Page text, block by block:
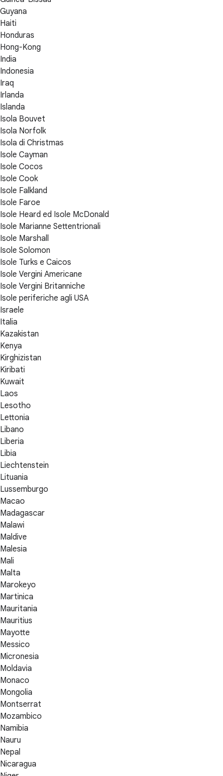
Guyana
Haiti
Honduras
Hong-Kong
India
Indonesia
Iraq
Irlanda
Islanda
Isola Bouvet
Isola Norfolk
Isola di Christmas
Isole Cayman
Isole Cocos
Isole Cook
Isole Falkland
Isole Faroe
Isole Heard ed Isole McDonald
Isole Marianne Settentrionali
Isole Marshall
Isole Solomon
Isole Turks e Caicos
Isole Vergini Americane
Isole Vergini Britanniche
Isole periferiche agli USA
Israele
Italia
Kazakistan
Kenya
Kirghizistan
Kiribati
Kuwait
Laos
Lesotho
Lettonia
Libano
Liberia
Libia
Liechtenstein
Lituania
Lussemburgo
Macao
Madagascar
Malawi
Maldive
Malesia
Mali
Malta
Marokeyo
Martinica
Mauritania
Mauritius
Mayotte
Messico
Micronesia
Moldavia
Monaco
Mongolia
Montserrat
Mozambico
Namibia
Nauru
Nepal
Nicaragua